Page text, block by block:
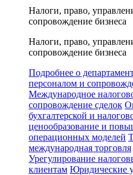
Налоги, право,
сопровождение бизнеса
Налоги, право,
сопровождение бизнеса
Подробнее о
персоналом и
Международное
сопровождение сделок
бухгалтерской и
ценообразование и
операционных моделей
международная торговля
Урегулирование
клиентам Юридические